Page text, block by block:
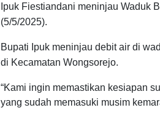
Ipuk Fiestiandani meninjau Waduk
(5/5/2025).
Bupati Ipuk meninjau debit air di
di Kecamatan Wongsorejo.
“Kami ingin memastikan kesiapan
yang sudah memasuki musim